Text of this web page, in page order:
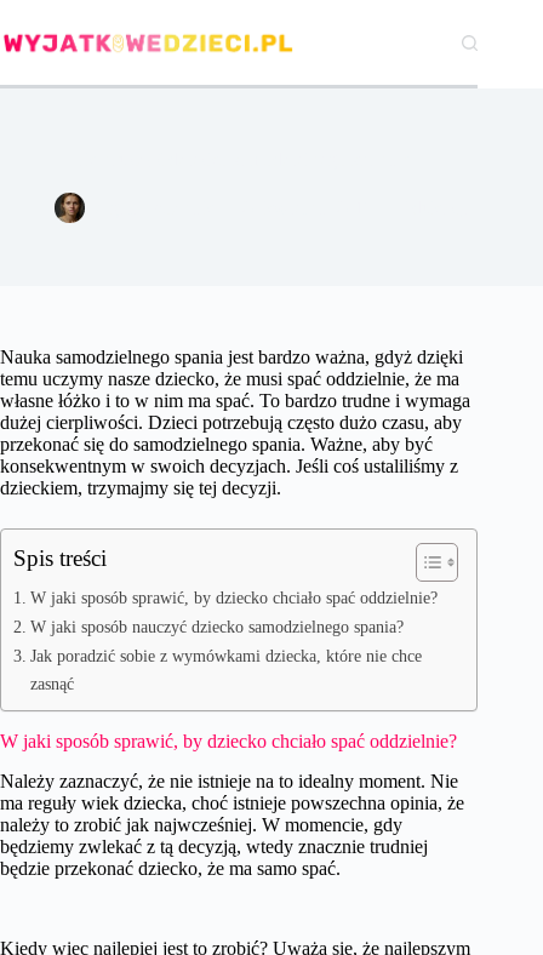
do
treści
Nauka samodzielnego spania jest bardzo ważna, gdyż dzięki
temu uczymy nasze dziecko, że musi spać oddzielnie, że ma
własne łóżko i to w nim ma spać. To bardzo trudne i wymaga
dużej cierpliwości. Dzieci potrzebują często dużo czasu, aby
przekonać się do samodzielnego spania. Ważne, aby być
konsekwentnym w swoich decyzjach. Jeśli coś ustaliliśmy z
dzieckiem, trzymajmy się tej decyzji.
Spis treści
W jaki sposób sprawić, by dziecko chciało spać oddzielnie?
W jaki sposób nauczyć dziecko samodzielnego spania?
Jak poradzić sobie z wymówkami dziecka, które nie chce
zasnąć
W jaki sposób sprawić, by dziecko chciało spać oddzielnie?
Należy zaznaczyć, że nie istnieje na to idealny moment. Nie
ma reguły wiek dziecka, choć istnieje powszechna opinia, że
należy to zrobić jak najwcześniej. W momencie, gdy
będziemy zwlekać z tą decyzją, wtedy znacznie trudniej
będzie przekonać dziecko, że ma samo spać.
Kiedy więc najlepiej jest to zrobić? Uważa się, że najlepszym